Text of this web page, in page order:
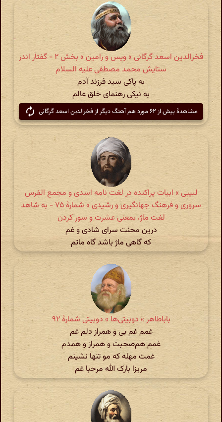
فخرالدین اسعد گرگانی » ویس و رامین » بخش ۲ - گفتار اندر
ستایش محمد مصطفى علیه السلام
به پاکی سید فرزند آدم
به نیکی رهنمای خلق عالم
مشاهدهٔ بیش از ۶۲ مورد هم آهنگ دیگر از فخرالدین اسعد گرگانی
لبیبی » ابیات پراکنده در لغت نامه اسدی و مجمع الفرس
سروری و فرهنگ جهانگیری و رشیدی » شمارهٔ ۷۵ - به شاهد
لغت ماژ، بمعنی عشرت و سور کردن
درین محنت سرای شادی و غم
که گاهی ماژ باشد گاه ماتم
باباطاهر » دوبیتی‌ها » دوبیتی شمارهٔ ۹۲
غمم غم بی و همراز دلم غم
غمم هم‌صحبت و همراز و همدم
غمت مهله که مو تنها نشینم
مریزا بارک الله مرحبا غم